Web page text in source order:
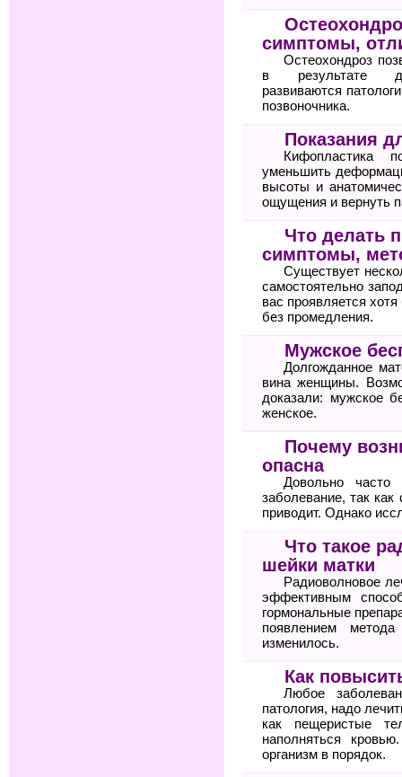
симптомы,
Остеохондроз
в результате
развиваются
позвоночника.
Показания
Кифопластика
уменьшить
высоты и
ощущения и вернуть
Что делать
симптомы,
Существует
самостоятельно
вас проявляется
без промедления.
Мужское
Долгожданное
вина женщины.
доказали: мужское
женское.
Почему
опасна
Довольно часто
заболевание, так
приводит. Однако
Что такое
шейки матки
Радиоволновое
эффективным
гормональные
появлением
изменилось.
Как
Любое
патология, надо
как пещеристые
наполняться
организм в порядок.